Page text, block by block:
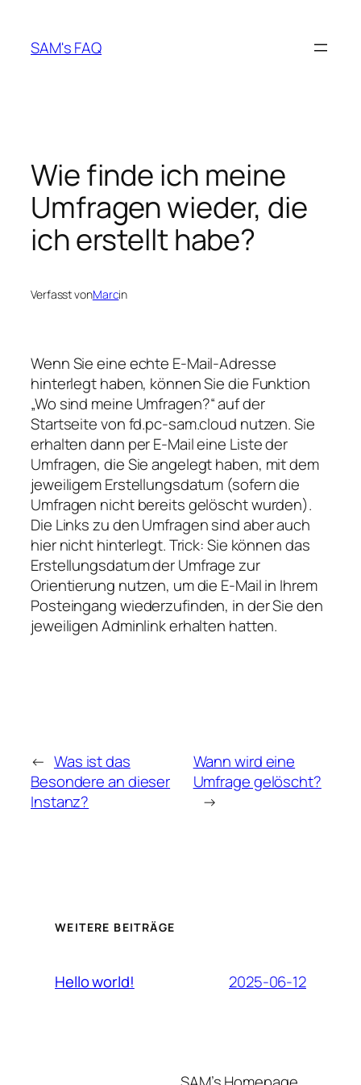
springen
SAM's FAQ
Wie finde ich meine
Umfragen wieder, die
ich erstellt habe?
Verfasst vonMarcin
Wenn Sie eine echte E-Mail-Adresse
hinterlegt haben, können Sie die Funktion
„Wo sind meine Umfragen?“ auf der
Startseite von fd.pc-sam.cloud nutzen. Sie
erhalten dann per E-Mail eine Liste der
Umfragen, die Sie angelegt haben, mit dem
jeweiligem Erstellungsdatum (sofern die
Umfragen nicht bereits gelöscht wurden).
Die Links zu den Umfragen sind aber auch
hier nicht hinterlegt. Trick: Sie können das
Erstellungsdatum der Umfrage zur
Orientierung nutzen, um die E-Mail in Ihrem
Posteingang wiederzufinden, in der Sie den
jeweiligen Adminlink erhalten hatten.
← Was ist das
Besondere an dieser
Instanz?
Wann wird eine
Umfrage gelöscht?
→
WEITERE BEITRÄGE
Hello world! 2025-06-12